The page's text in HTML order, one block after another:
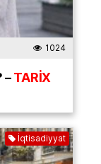
1024
–TARİX
İqtisadiyyat